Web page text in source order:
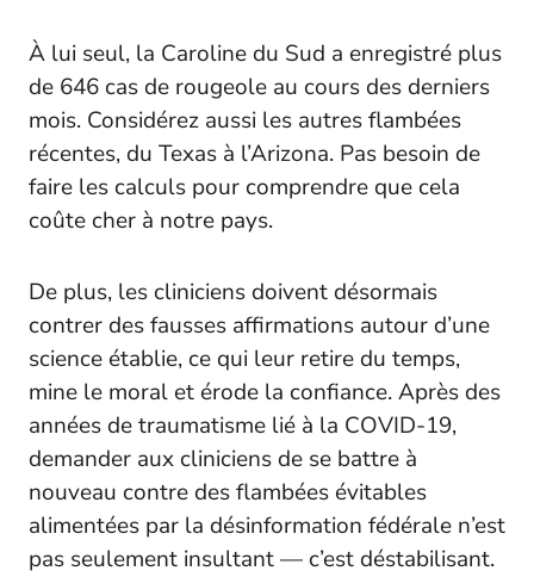
À lui seul, la Caroline du Sud a enregistré plus
de 646 cas de rougeole au cours des derniers
mois. Considérez aussi les autres flambées
récentes, du Texas à l’Arizona. Pas besoin de
faire les calculs pour comprendre que cela
coûte cher à notre pays.
De plus, les cliniciens doivent désormais
contrer des fausses affirmations autour d’une
science établie, ce qui leur retire du temps,
mine le moral et érode la confiance. Après des
années de traumatisme lié à la COVID-19,
demander aux cliniciens de se battre à
nouveau contre des flambées évitables
alimentées par la désinformation fédérale n’est
pas seulement insultant — c’est déstabilisant.